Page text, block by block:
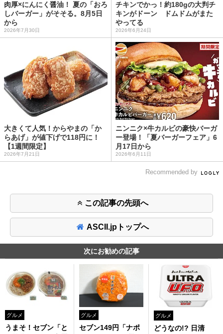
肉厚×にんにく醤油！ 夏の「おろ
しバーガー」がそそる。8月5日
から
2026年7月30日
チキンでかっ！約180gの大判チ
キンがドーン ドムドムがまた
やってる
2026年6月24日
大きくて人気！からやまの「か
らあげ」が値下げで118円に！
【1週間限定】
2026年7月21日
ニンニク×牛カルビの豪快バーガ
ー登場！「夏バーガーフェア」6
月17日から
2026年6月11日
Recommended by
この記事の先頭へ
ASCII.jpトップへ
次にお勧めの記事
グルメ
うまそ！セブン「と
グルメ
セブン149円「ナポ
グルメ
どうなの!? 日清